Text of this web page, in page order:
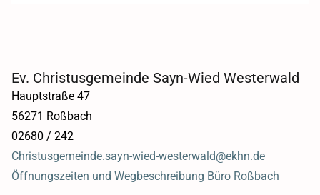
Ev. Christusgemeinde Sayn-Wied Westerwald
Hauptstraße 47
56271 Roßbach
02680 / 242
Christusgemeinde.sayn-wied-westerwald@ekhn.de
Öffnungszeiten und Wegbeschreibung Büro Roßbach